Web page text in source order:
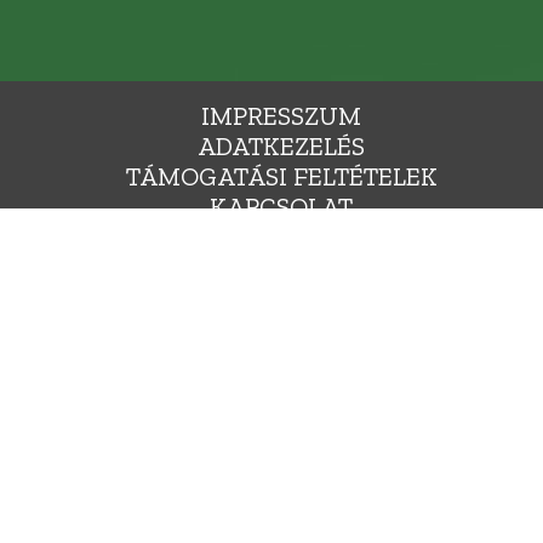
IMPRESSZUM
ADATKEZELÉS
TÁMOGATÁSI FELTÉTELEK
KAPCSOLAT